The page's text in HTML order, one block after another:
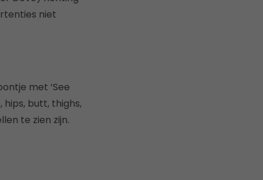
niet
met ‘See
butt, thighs,
te zien zijn.